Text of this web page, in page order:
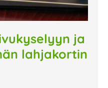
ja
lahjakortin